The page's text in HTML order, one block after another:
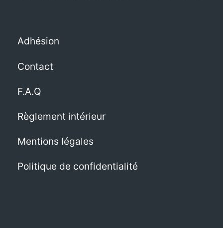
Adhésion
Contact
F.A.Q
Règlement intérieur
Mentions légales
Politique de confidentialité